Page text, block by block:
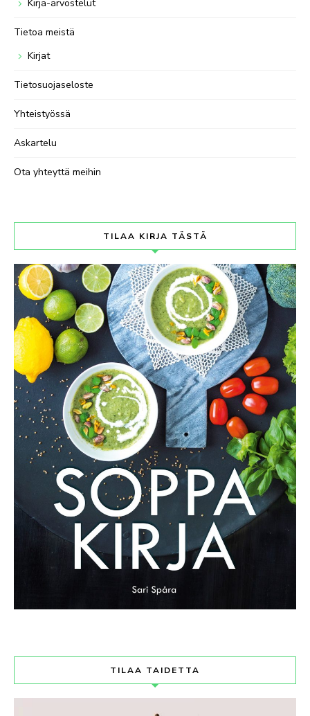
Kirja-arvostelut
Tietoa meistä
Kirjat
Tietosuojaseloste
Yhteistyössä
Askartelu
Ota yhteyttä meihin
TILAA KIRJA TÄSTÄ
TILAA TAIDETTA